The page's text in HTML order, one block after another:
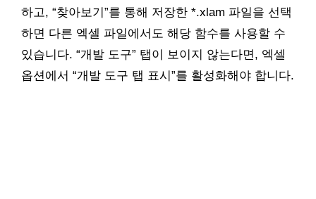
하고, “찾아보기”를 통해 저장한 *.xlam 파일을 선택
하면 다른 엑셀 파일에서도 해당 함수를 사용할 수
있습니다. “개발 도구” 탭이 보이지 않는다면, 엑셀
옵션에서 “개발 도구 탭 표시”를 활성화해야 합니다.